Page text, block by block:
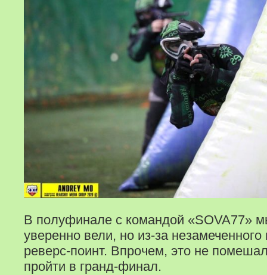
В полуфинале с командой «SOVA77»
уверенно вели, но из-за
реверс-поинт. Впрочем, это не
пройти в гранд-финал.